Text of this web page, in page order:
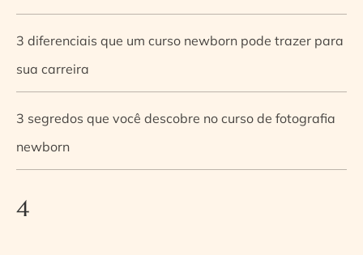
3 diferenciais que um curso newborn pode trazer para
sua carreira
3 segredos que você descobre no curso de fotografia
newborn
4